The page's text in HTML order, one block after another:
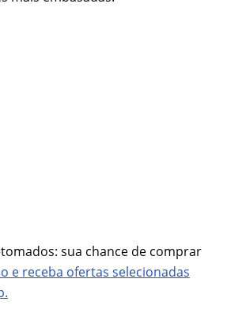
sua chance de comprar
e receba ofertas selecionadas